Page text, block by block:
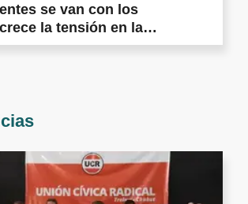
se van con los
la tensión en la